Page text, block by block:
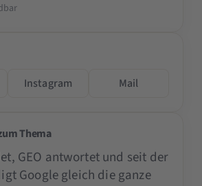
Instagram Mail
Thema
GEO antwortet und seit der
Google gleich die ganze